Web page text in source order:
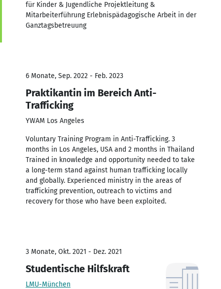
für Kinder & Jugendliche Projektleitung &
Mitarbeiterführung Erlebnispädagogische Arbeit in der
Ganztagsbetreuung
6 Monate, Sep. 2022 - Feb. 2023
Praktikantin im Bereich Anti-
Trafficking
YWAM Los Angeles
Voluntary Training Program in Anti-Trafficking. 3
months in Los Angeles, USA and 2 months in Thailand
Trained in knowledge and opportunity needed to take
a long-term stand against human trafficking locally
and globally. Experienced ministry in the areas of
trafficking prevention, outreach to victims and
recovery for those who have been exploited.
3 Monate, Okt. 2021 - Dez. 2021
Studentische Hilfskraft
LMU-München